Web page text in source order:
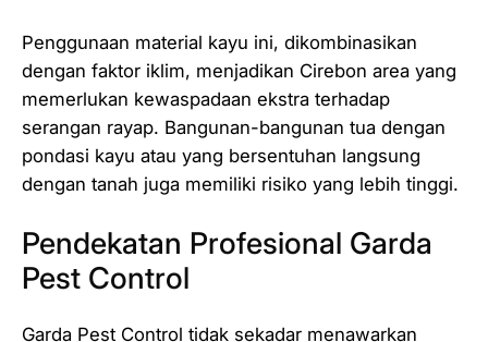
Penggunaan material kayu ini, dikombinasikan
dengan faktor iklim, menjadikan Cirebon area yang
memerlukan kewaspadaan ekstra terhadap
serangan rayap. Bangunan-bangunan tua dengan
pondasi kayu atau yang bersentuhan langsung
dengan tanah juga memiliki risiko yang lebih tinggi.
Pendekatan Profesional Garda
Pest Control
Garda Pest Control tidak sekadar menawarkan